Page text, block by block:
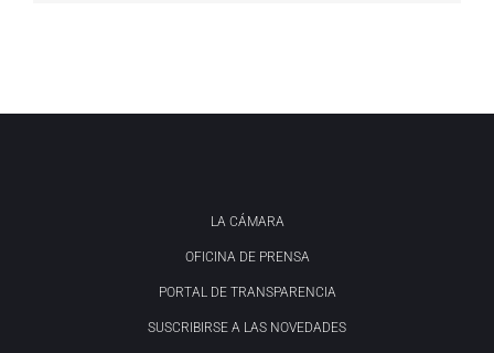
LA CÁMARA
OFICINA DE PRENSA
PORTAL DE TRANSPARENCIA
SUSCRIBIRSE A LAS NOVEDADES